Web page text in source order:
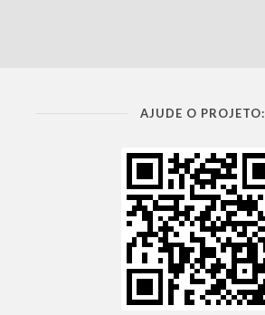
AJUDE O PROJETO: